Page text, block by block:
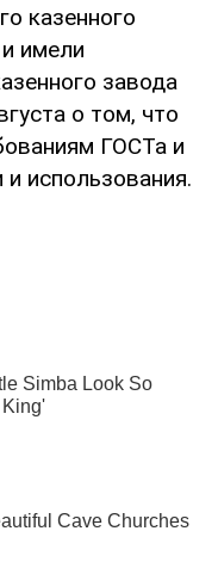
казенного
имели
завода
о том, что
ГОСТа и
использования.